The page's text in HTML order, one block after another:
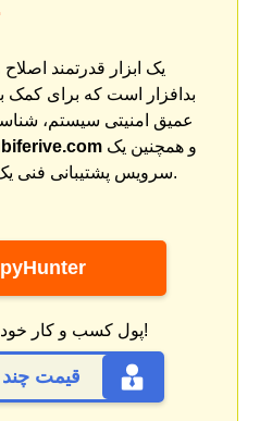
بدافزار است که برای کمک
عمیق امنیتی سیستم،
سرویس پشتیبانی فنی یک به یک طراحی شده است.
پول کسب و کار خود را پس انداز کنید!
قیمت